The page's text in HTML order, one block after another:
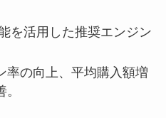
を活用した推奨エンジン
率の向上、平均購入額増